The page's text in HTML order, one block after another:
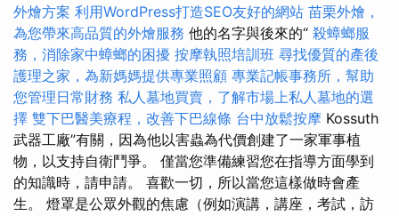
外燴方案 利用WordPress打造SEO友好的網站 苗栗外燴，
為您帶來高品質的外燴服務 他的名字與後來的“ 殺蟑螂服
務，消除家中蟑螂的困擾 按摩執照培訓班 尋找優質的產後
護理之家，為新媽媽提供專業照顧 專業記帳事務所，幫助
您管理日常財務 私人墓地買賣，了解市場上私人墓地的選
擇 雙下巴醫美療程，改善下巴線條 台中放鬆按摩 Kossuth
武器工廠”有關，因為他以害蟲為代價創建了一家軍事植
物，以支持自衛鬥爭。 僅當您準備練習您在指導方面學到
的知識時，請申請。 喜歡一切，所以當您這樣做時會產
生。 燈罩是公眾外觀的焦慮（例如演講，講座，考試，訪